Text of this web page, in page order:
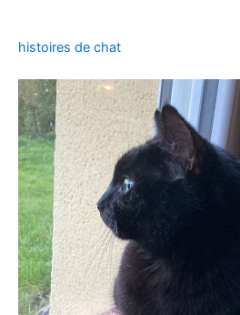
histoires de chat